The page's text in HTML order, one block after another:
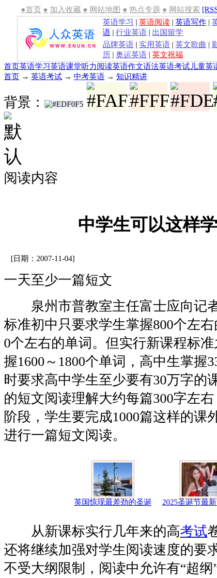
●首页 ● 加入收藏 ● 网站地图 ● 热点专题 ● 网站搜索
英语学习 | 英语阅读 | 英语写作 |
语 | 行业英语 | 出国留学
品牌英语 | 实用英语 | 英文歌曲 |
历 | 奥运英语 | 英文祝福
首页英语学习英语课堂听力阅读英语作文语法英语考试 儿童英
首页 → 英语考试 → 中考英语 → 知识精讲
背景：
阅读内容
中学生可以这样
[日期：2007-11-04]
一天至少一篇短文
泉州市普教室主任富士应向记
标准初中只要求学生掌握800个左
0个左右的单词。但实行新课程标
握1600～1800个单词，高中生掌握
时要求高中学生至少要有30万字的
的短文阅读理解大约每篇300字左
阶段，学生要完成1000篇这样的课
进行一篇短文阅读。
英国惊现最差劲的圣诞 2025圣诞节最
从新课标实行几年来的高考试
还将继续加强对学生阅读速度的要
不受大纲限制，阅读中允许有“超